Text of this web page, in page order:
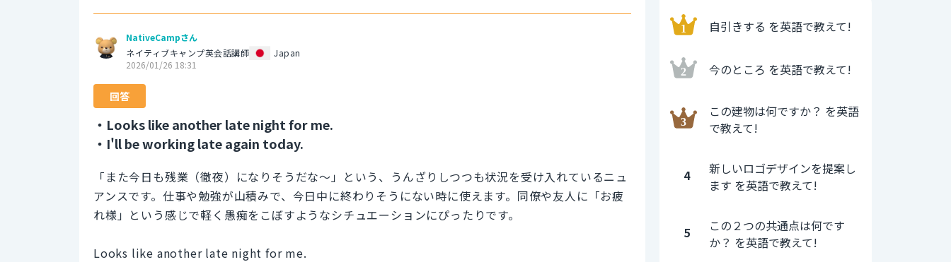
NativeCampさん
ネイティブキャンプ英会話講師
Japan
2026/01/26 18:31
回答
・Looks like another late night for me.
・I'll be working late again today.
「また今日も残業（徹夜）になりそうだな〜」という、うんざりしつつも状況を受け入れているニュ
アンスです。仕事や勉強が山積みで、今日中に終わりそうにない時に使えます。同僚や友人に「お疲
れ様」という感じで軽く愚痴をこぼすようなシチュエーションにぴったりです。
Looks like another late night for me.
自引きする を英語で教えて!
今のところ を英語で教えて!
この建物は何ですか？ を英語
で教えて!
4
新しいロゴデザインを提案し
ます を英語で教えて!
5
この２つの共通点は何です
か？ を英語で教えて!